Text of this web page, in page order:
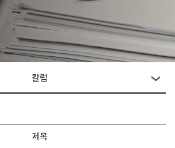
칼럼
제목